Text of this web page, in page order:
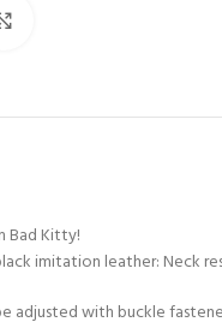
Bad Kitty!
imitation leather: Neck
adjusted with buckle